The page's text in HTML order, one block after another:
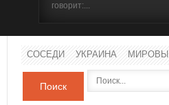
говорит:...
СОСЕДИ УКРАИНА
Поиск